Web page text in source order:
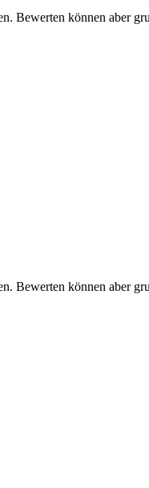
Bewerten können aber
Bewerten können aber